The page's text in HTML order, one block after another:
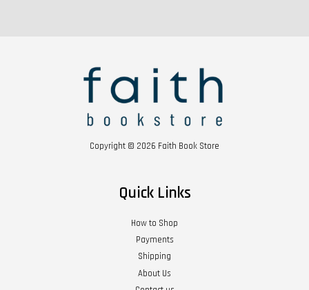
Copyright © 2026 Faith Book Store
Quick Links
How to Shop
Payments
Shipping
About Us